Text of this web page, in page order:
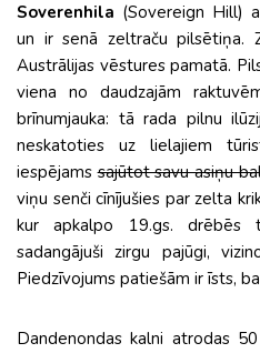
Soverenhila (Sovereign Hill)
un ir senā zeltraču pilsētiņa.
Austrālijas vēstures pamatā.
viena no daudzajām
brīnumjauka: tā rada pilnu
neskatoties uz lielajiem
iespējamssajūtot savu asiņu
viņu senči cīnījušies par zelta
kur apkalpo 19.gs. drēbēs
sadangājuši zirgu pajūgi,
Piedzīvojums patiešām ir īsts,
Dandenondas kalni atrodas